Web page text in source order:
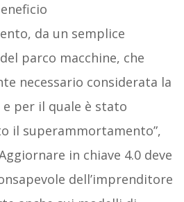
da un semplice
parco macchine, che
necessario considerata la
per il quale è stato
il superammortamento”,
in chiave 4.0 deve
dell’imprenditore